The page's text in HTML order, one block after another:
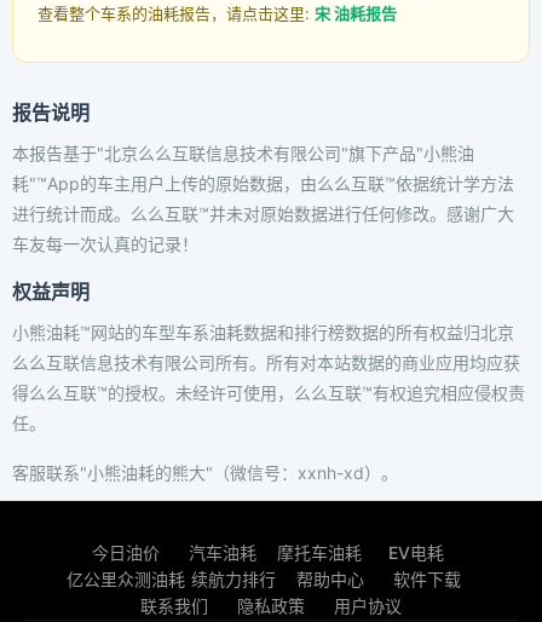
查看整个车系的油耗报告，请点击这里: 宋 油耗报告
报告说明
本报告基于"北京么么互联信息技术有限公司"旗下产品"小熊油
耗"™App的车主用户上传的原始数据，由么么互联™依据统计学方法
进行统计而成。么么互联™并未对原始数据进行任何修改。感谢广大
车友每一次认真的记录！
权益声明
小熊油耗™网站的车型车系油耗数据和排行榜数据的所有权益归北京
么么互联信息技术有限公司所有。所有对本站数据的商业应用均应获
得么么互联™的授权。未经许可使用，么么互联™有权追究相应侵权责
任。
客服联系"小熊油耗的熊大"（微信号：xxnh-xd）。
今日油价 汽车油耗 摩托车油耗
EV电耗
亿公里众测油耗 续航力排行 帮助中心
软件下载
联系我们
隐私政策 用户协议